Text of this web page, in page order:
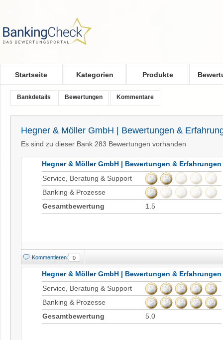
Startseite Kategorien Produkte
Bankdetails Bewertungen Kommentare
Hegner & Möller GmbH | Bewertungen &
Es sind zu dieser Bank 283 Bewertungen vorhanden
Hegner & Möller GmbH | Bewertungen & Erfahrungen
Service, Beratung & Support
Banking & Prozesse
Gesamtbewertung
1.5
Kommentieren 0
Hegner & Möller GmbH | Bewertungen & Erfahrungen
Service, Beratung & Support
Banking & Prozesse
Gesamtbewertung
5.0